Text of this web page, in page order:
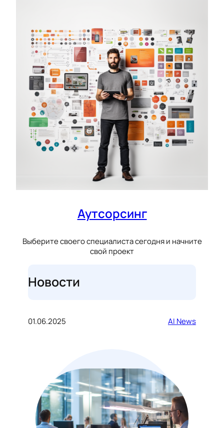
Аутсорсинг
Выберите своего специалиста сегодня и начните
свой проект
Новости
01.06.2025 AI News